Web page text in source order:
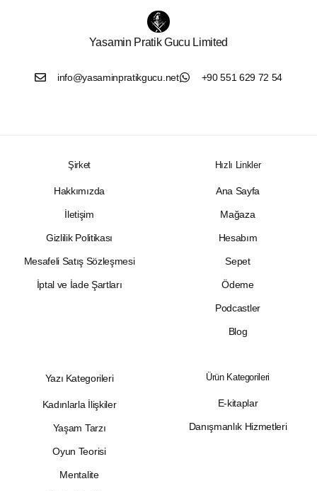
Yasamin Pratik Gucu Limited
info@yasaminpratikgucu.net +90 551 629 72 54
Şirket
Hakkımızda
İletişim
Gizlilik Politikası
Mesafeli Satış Sözleşmesi
İptal ve İade Şartları
Hızlı Linkler
Ana Sayfa
Mağaza
Hesabım
Sepet
Ödeme
Podcastler
Blog
Yazı Kategorileri
Kadınlarla İlişkiler
Yaşam Tarzı
Oyun Teorisi
Mentalite
Ürün Kategorileri
E-kitaplar
Danışmanlık Hizmetleri